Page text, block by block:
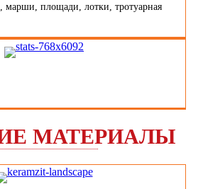
марши, площади, лотки, тротуарная
МАТЕРИАЛЫ